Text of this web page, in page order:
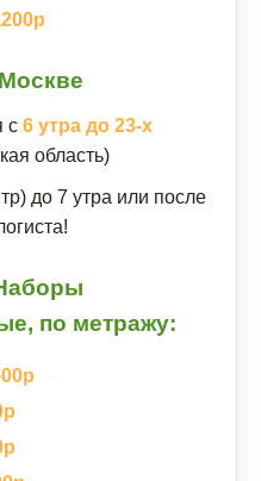
с 6 утра до 23-х
область)
до 7 утра или после
по метражу: